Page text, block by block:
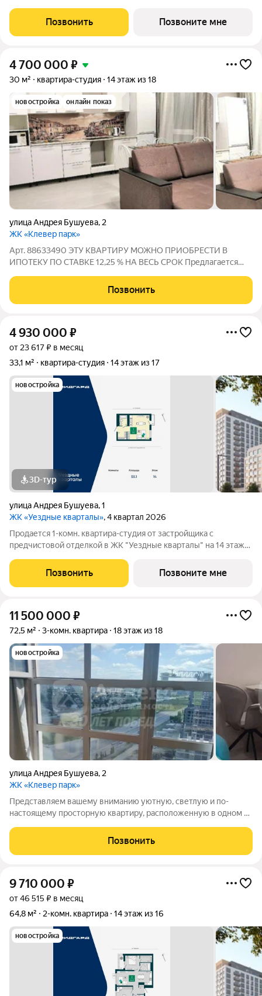
под кухонную зону. Все окна выходят на одну сторону. В
квартире один
Позвонить Позвоните мне
4 700 000 ₽
30 м² квартира-студия 14 этаж из 18
новостройка онлайн показ
улица Андрея Бушуева, 2
ЖК «Клевер парк»
Арт. 88633490 ЭТУ КВАРТИРУ МОЖНО ПРИОБРЕСТИ В
ИПОТЕКУ ПО СТАВКЕ 12,25 % НА ВЕСЬ СРОК Предлагается
Тюменская слобода В квартире выполнен качественный
ремонт: -Стены оклеены обоями -На полу комнат выложен
Позвонить
4 930 000 ₽
от 23 617 ₽ в месяц
33,1 м²
квартира-студия 14 этаж из 17
новостройка
3D-тур
улица Андрея Бушуева,1
ЖК «Уездные кварталы», 4 квартал 2026
Продается 1-комн. квартира-студия от застройщика с
предчистовой отделкой в ЖК "Уездные кварталы" на 14 этаже.
которых 5 кв.м. выделено под кухонную зону. Все окна
выходят на одну сторону. В
Позвонить Позвоните мне
11 500 000 ₽
72,5 м² 3-комн. квартира 18 этаж из 18
новостройка
улица Андрея Бушуева, 2
ЖК «Клевер парк»
Представляем вашему вниманию уютную, светлую и по-
настоящему просторную квартиру, расположенную в одном из
жилье, а место, где каждая деталь продумана для вашего
максимального комфорта и
Позвонить
9 710 000 ₽
от 46 515 ₽ в месяц
64,8 м²
2-комн. квартира 14 этаж из 16
новостройка